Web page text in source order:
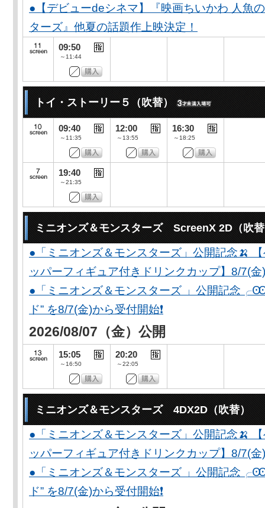
●【デビューdeシネマ】『映画ちいかわ 人魚
ターズ』他夏の話題作上映決定！
09:50
～11:44
トイ・ストーリー５（吹替）
09:40
～11:35
12:00
～13:55
16:30
～18:25
19:40
～21:35
ミニオンズ＆モンスターズ ScreenX 2D（吹
●「ミニオンズ＆モンスターズ」公開記念🍌
ッパーフィギュア付きドリンクカップ】8/7(金
●「ミニオンズ＆モンスターズ 」公開記念
ド” を8/7(金)から受付開始❗️
2026/08/07（金）公開
15:05
～16:50
20:20
～22:05
ミニオンズ＆モンスターズ 4DX2D（吹替）
●「ミニオンズ＆モンスターズ」公開記念🍌
ッパーフィギュア付きドリンクカップ】8/7(金
●「ミニオンズ＆モンスターズ 」公開記念
ド” を8/7(金)から受付開始❗️